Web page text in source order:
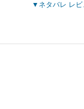
ネタバレ レ